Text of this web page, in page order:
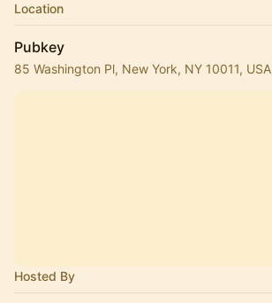
Location
Pubkey
85 Washington Pl, New York, NY 10011, USA
Hosted By